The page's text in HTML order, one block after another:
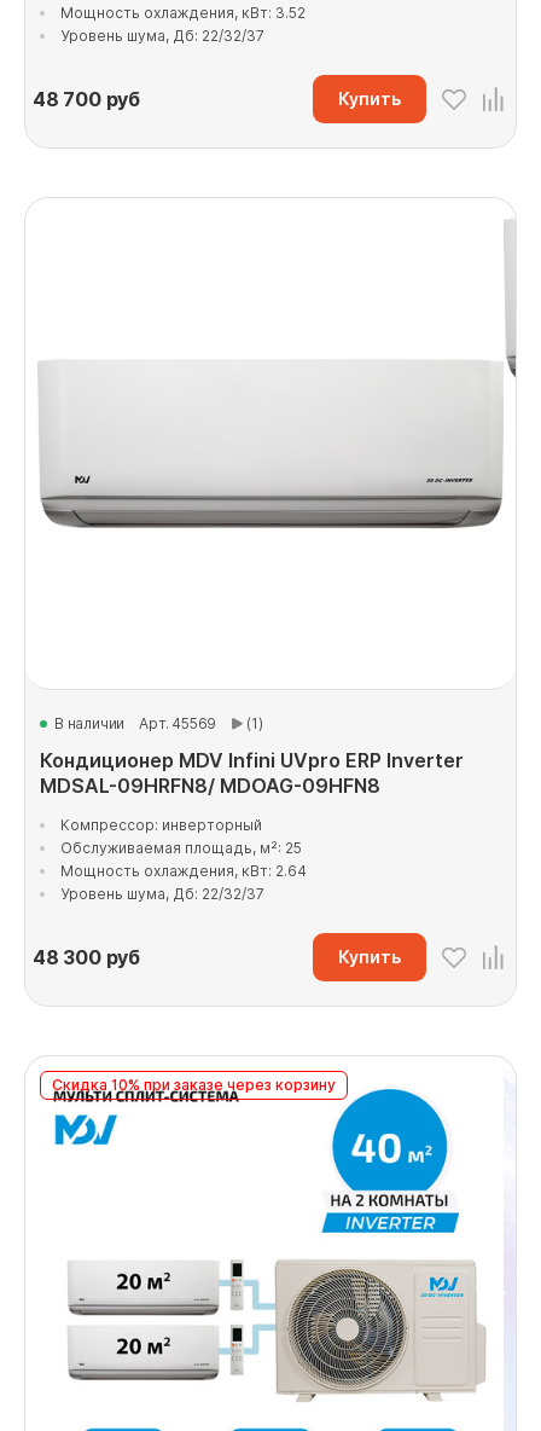
Мощность охлаждения, кВт: 3.52
Уровень шума, Дб: 22/32/37
48 700руб Купить
В наличии Арт. 45569 (1)
Кондиционер MDV Infini UVpro ERP Inverter
MDSAL-09HRFN8/ MDOAG-09HFN8
Компрессор: инверторный
Обслуживаемая площадь, м²: 25
Мощность охлаждения, кВт: 2.64
Уровень шума, Дб: 22/32/37
48 300руб Купить
Скидка 10% при заказе через корзину